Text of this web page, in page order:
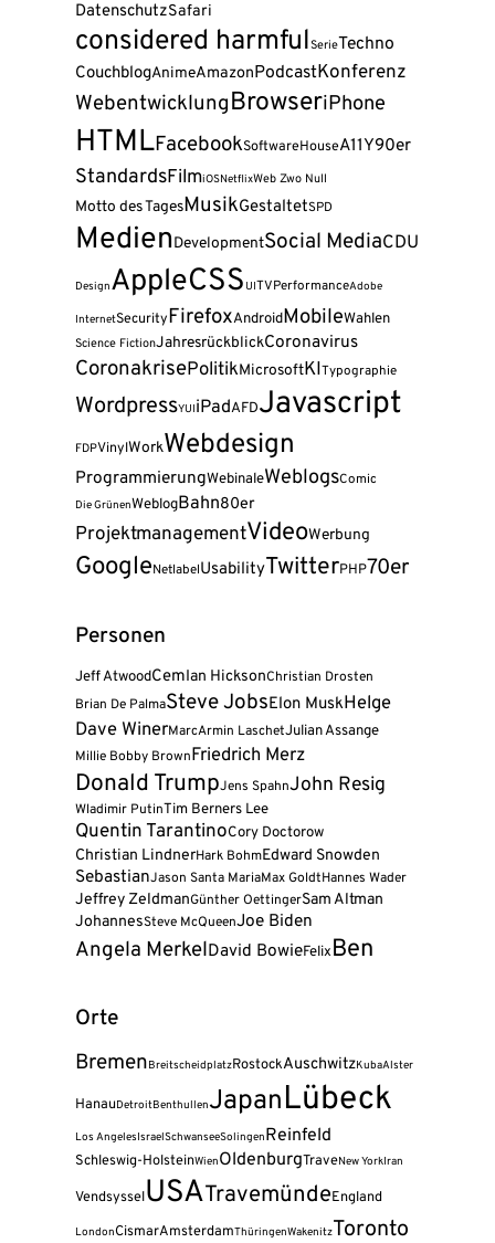
DatenschutzSafari
considered harmfulSerieTechno
CouchblogAnimeAmazonPodcastKonferenz
WebentwicklungBrowseriPhone
HTMLFacebookSoftwareHouseA11Y90er
StandardsFilmiOSNetflixWeb Zwo Null
Motto des TagesMusikGestaltetSPD
MedienDevelopmentSocial MediaCDU
DesignAppleCSS UITVPerformanceAdobe
InternetSecurityFirefoxAndroidMobileWahlen
Science FictionJahresrückblickCoronavirus
CoronakrisePolitikMicrosoftKITypographie
WordpressYUIiPadAFDJavascript
FDPVinylWorkWebdesign
ProgrammierungWebinaleWeblogsComic
Die GrünenWeblogBahn80er
ProjektmanagementVideoWerbung
GoogleNetlabelUsabilityTwitterPHP70er
Personen
Jeff AtwoodCemIan HicksonChristian Drosten
Brian De PalmaSteve JobsElon MuskHelge
Dave WinerMarcArmin LaschetJulian Assange
Millie Bobby BrownFriedrich Merz
Donald TrumpJens SpahnJohn Resig
Wladimir PutinTim Berners Lee
Quentin TarantinoCory Doctorow
Christian LindnerHark BohmEdward Snowden
SebastianJason Santa MariaMax GoldtHannes Wader
Jeffrey ZeldmanGünther OettingerSam Altman
JohannesSteve McQueenJoe Biden
Angela MerkelDavid BowieFelixBen
Orte
BremenBreitscheidplatzRostockAuschwitzKubaAlster
HanauDetroitBenthullenJapanLübeck
Los AngelesIsraelSchwanseeSolingenReinfeld
Schleswig-HolsteinWienOldenburgTraveNew YorkIran
VendsysselUSATravemündeEngland
LondonCismarAmsterdamThüringenWakenitzToronto